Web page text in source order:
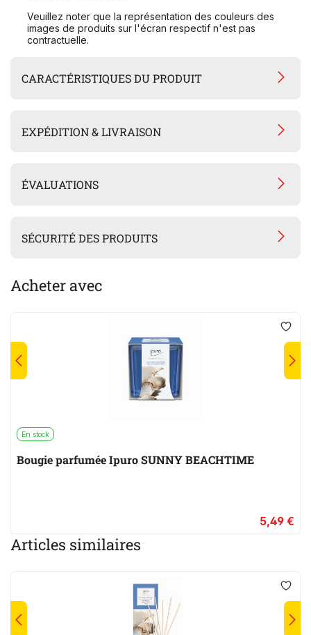
Veuillez noter que la représentation des couleurs des
images de produits sur l'écran respectif n'est pas
contractuelle.
CARACTÉRISTIQUES DU PRODUIT
EXPÉDITION & LIVRAISON
ÉVALUATIONS
SÉCURITÉ DES PRODUITS
Acheter avec
En stock
Bougie parfumée Ipuro SUNNY BEACHTIME
5,49 €
Articles similaires